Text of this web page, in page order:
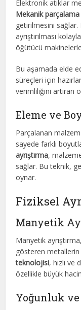
Elektronik atıklar
Mekanik
getirilmesini sağlar.
ayrıştırılması
öğütücü
Bu aşamada elde
süreçleri için
verimliliğini artıran
Eleme ve
Parçalanan
sayede farklı
ayrıştırma,
sağlar. Bu teknik,
oynar.
Fiziksel
Manyetik
Manyetik
gösteren metallerin
teknolojisi, hızlı
özellikle büyük
Yoğunluk ve